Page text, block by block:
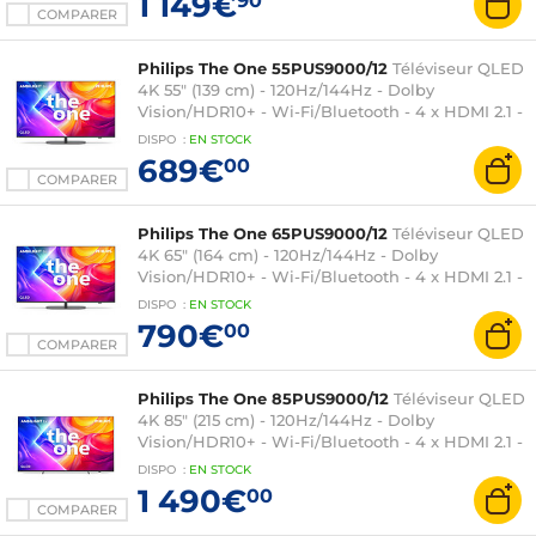
COMPARER
COMPARER
Philips The One 55PUS9000/12 Téléviseur QLED
4K 55" (139 cm) - 120Hz/144Hz - Dolby
Vision/HDR10+ - Wi-Fi/Bluetooth - 4 x HDMI 2.1 -
Google Assistant intégré - Ambilight 3 côtés -
Son 2.0 40W Dolby Atmos
DISPO : EN STOCK
689€00
COMPARER
Philips The One 65PUS9000/12 Téléviseur QLED
4K 65" (164 cm) - 120Hz/144Hz - Dolby
Vision/HDR10+ - Wi-Fi/Bluetooth - 4 x HDMI 2.1 -
Google Assistant intégré - Ambilight 3 côtés -
Son 2.0 40W Dolby Atmos
DISPO : EN STOCK
790€00
COMPARER
Philips The One 85PUS9000/12 Téléviseur QLED
4K 85" (215 cm) - 120Hz/144Hz - Dolby
Vision/HDR10+ - Wi-Fi/Bluetooth - 4 x HDMI 2.1 -
Google Assistant intégré - Ambilight 3 côtés -
Son 2.1 50W Dolby Atmos
DISPO : EN STOCK
1 490€00